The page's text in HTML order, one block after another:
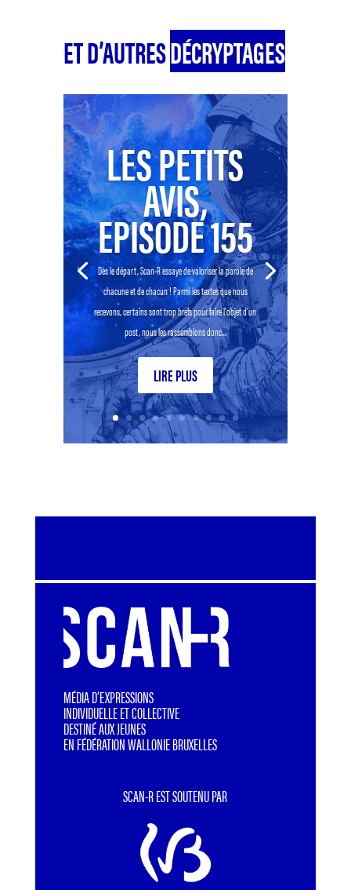
ET D’AUTRESDÉCRYPTAGES
LES PETITS
AVIS,
EPISODE 155
Dès le départ, Scan-R essaye de valoriser la parole de
chacune et de chacun ! Parmi les textes que nous
recevons, certains sont trop brefs pour faire l’objet d’un
post, nous les rassemblons donc...
LIRE PLUS
MÉDIA D’EXPRESSIONS
INDIVIDUELLE ET COLLECTIVE
DESTINÉ AUX JEUNES
EN FÉDÉRATION WALLONIE BRUXELLES
SCAN-R EST SOUTENU PAR